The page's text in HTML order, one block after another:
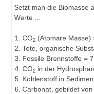
Setzt man die Biomasse
Werte ...
CO2(Atomare Masse)
Tote, organische
Fossile Brennstoffe =
CO2in der
Kohlenstoff in
Carbonat, gebildet